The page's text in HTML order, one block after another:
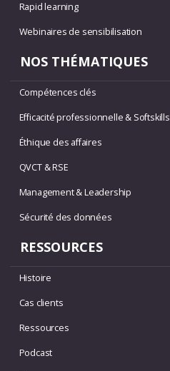
Rapid learning
Webinaires de sensibilisation
NOS THÉMATIQUES
Compétences clés
Efficacité professionnelle & Softskills
Éthique des affaires
QVCT & RSE
Management & Leadership
Sécurité des données
RESSOURCES
Histoire
Cas clients
Ressources
Podcast